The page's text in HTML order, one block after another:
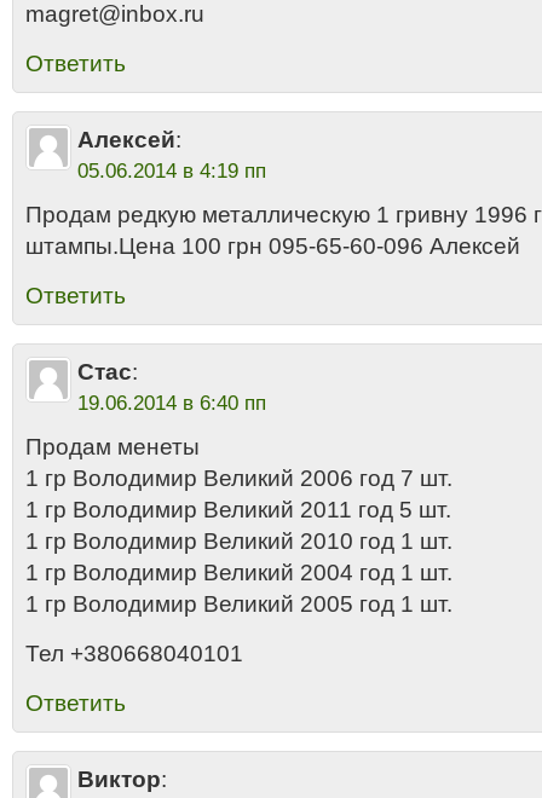
magret@inbox.ru
Ответить
Алексей:
05.06.2014 в 4:19 пп
Продам редкую металлическую 1 гривну 1996
штампы.Цена 100 грн 095-65-60-096 Алексей
Ответить
Стас:
19.06.2014 в 6:40 пп
Продам менеты
1 гр Володимир Великий 2006 год 7 шт.
1 гр Володимир Великий 2011 год 5 шт.
1 гр Володимир Великий 2010 год 1 шт.
1 гр Володимир Великий 2004 год 1 шт.
1 гр Володимир Великий 2005 год 1 шт.
Тел +380668040101
Ответить
Виктор: